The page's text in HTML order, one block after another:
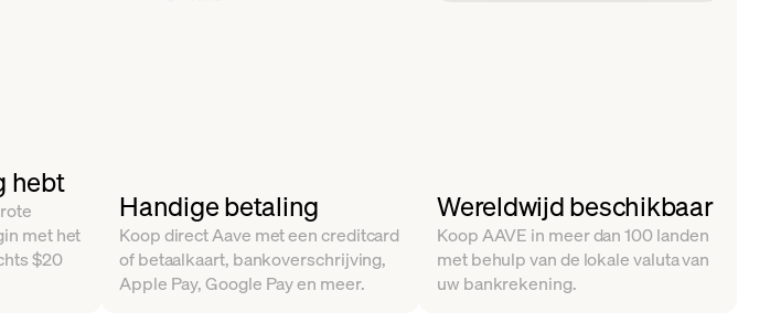
hebt
met het
$20
Handige betaling
Koop direct Aave met een creditcard
of betaalkaart, bankoverschrijving,
Apple Pay, Google Pay en meer.
Wereldwijd beschikbaar
Koop AAVE in meer dan 100 landen
met behulp van de lokale valuta van
uw bankrekening.